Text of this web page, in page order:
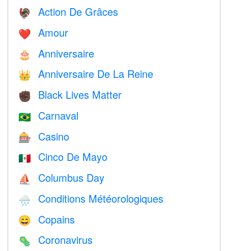
🦃 Action De Grâces
❤️️ Amour
🎂 Anniversaire
👑 Anniversaire De La Reine
✊🏿 Black Lives Matter
🇧🇷 Carnaval
🎰 Casino
🇲🇽 Cinco De Mayo
⛵️ Columbus Day
🌧 Conditions Météorologiques
😄 Copains
🦠 Coronavirus